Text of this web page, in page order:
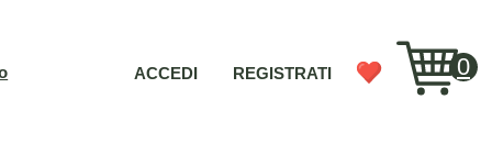
ACCEDI REGISTRATI 0